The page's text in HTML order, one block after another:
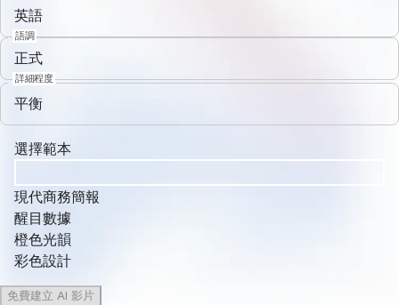
英語
語調
正式
詳細程度
平衡
選擇範本
現代商務簡報
醒目數據
橙色光韻
彩色設計
免費建立 AI 影片